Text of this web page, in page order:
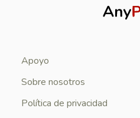
Apoyo
Sobre nosotros
Política de privacidad